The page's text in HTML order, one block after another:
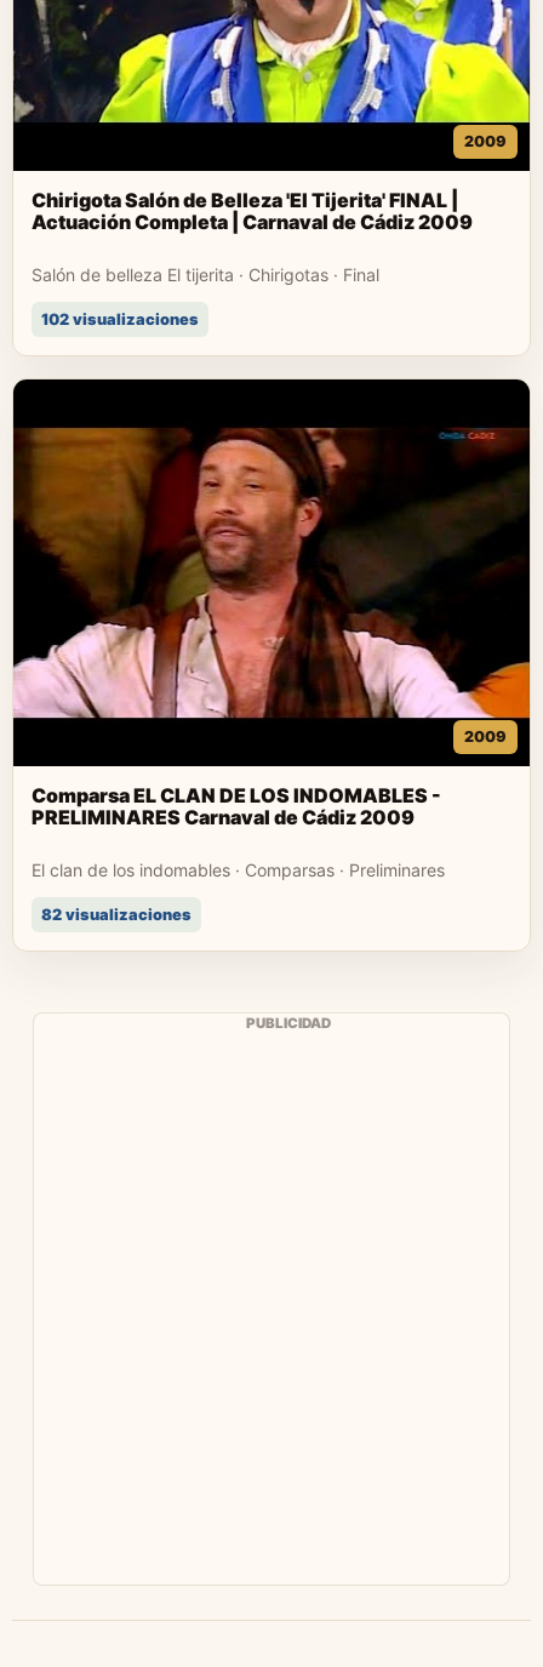
2009
Chirigota Salón de Belleza 'El Tijerita' FINAL |
Actuación Completa | Carnaval de Cádiz 2009
Salón de belleza El tijerita · Chirigotas · Final
102 visualizaciones
2009
Comparsa EL CLAN DE LOS INDOMABLES -
PRELIMINARES Carnaval de Cádiz 2009
El clan de los indomables · Comparsas · Preliminares
82 visualizaciones
PUBLICIDAD